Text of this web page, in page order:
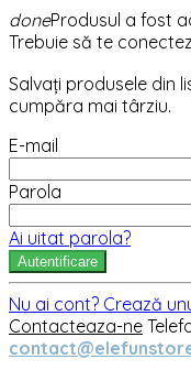
doneProdusul a fost
Trebuie să te
Salvați produsele din
cumpăra mai târziu.
E-mail
Parola
Ai uitat parola?
Autentificare
Nu ai cont? Crează
Contacteaza-ne